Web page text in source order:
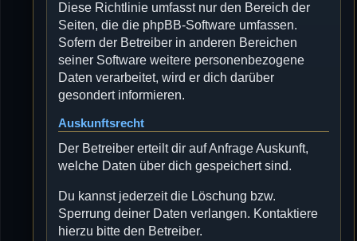
Diese Richtlinie umfasst nur den Bereich der
Seiten, die die phpBB-Software umfassen.
Sofern der Betreiber in anderen Bereichen
seiner Software weitere personenbezogene
Daten verarbeitet, wird er dich darüber
gesondert informieren.
Auskunftsrecht
Der Betreiber erteilt dir auf Anfrage Auskunft,
welche Daten über dich gespeichert sind.
Du kannst jederzeit die Löschung bzw.
Sperrung deiner Daten verlangen. Kontaktiere
hierzu bitte den Betreiber.